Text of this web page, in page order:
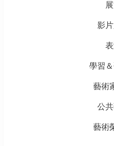
影
學習
藝術
公
藝術